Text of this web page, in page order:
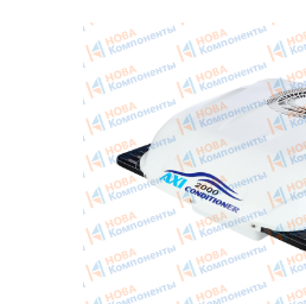
г.
Акции.
Узнать